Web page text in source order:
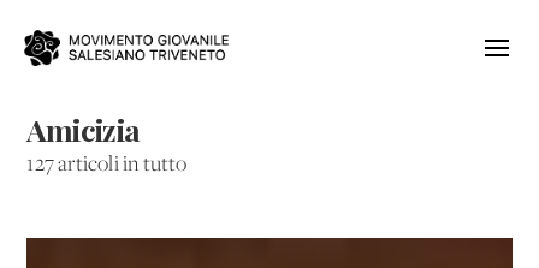
Amicizia
127 articoli in tutto